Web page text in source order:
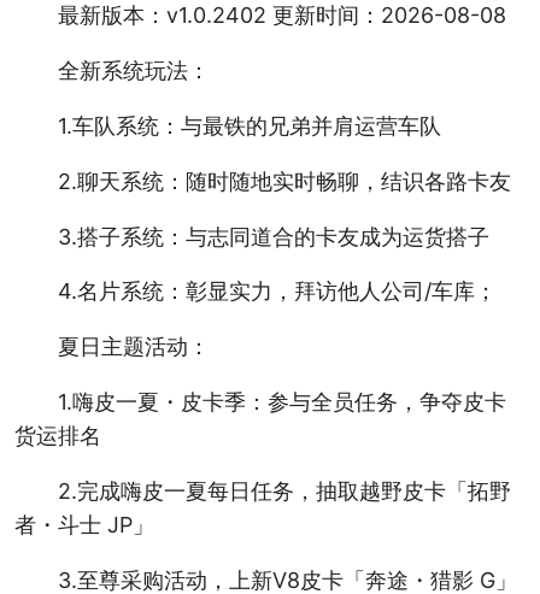
最新版本：v1.0.2402 更新时间：2026-08-08
全新系统玩法：
1.车队系统：与最铁的兄弟并肩运营车队
2.聊天系统：随时随地实时畅聊，结识各路卡友
3.搭子系统：与志同道合的卡友成为运货搭子
4.名片系统：彰显实力，拜访他人公司/车库；
夏日主题活动：
1.嗨皮一夏・皮卡季：参与全员任务，争夺皮卡
货运排名
2.完成嗨皮一夏每日任务，抽取越野皮卡「拓野
者・斗士 JP」
3.至尊采购活动，上新V8皮卡「奔途・猎影 G」